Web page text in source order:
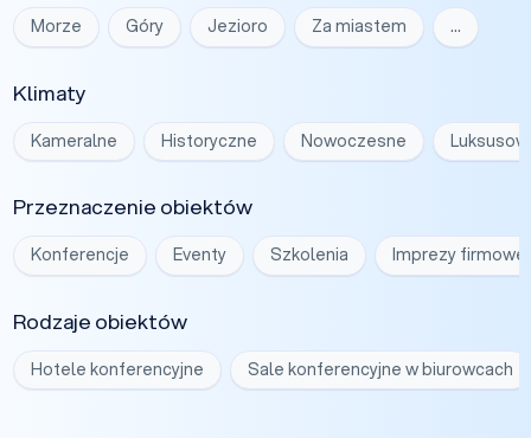
Morze Góry Jezioro Za miastem …
Klimaty
Kameralne Historyczne Nowoczesne
Przeznaczenie obiektów
Konferencje Eventy Szkolenia Imprezy firmowe
Rodzaje obiektów
Hotele konferencyjne Sale konferencyjne w biurowcach